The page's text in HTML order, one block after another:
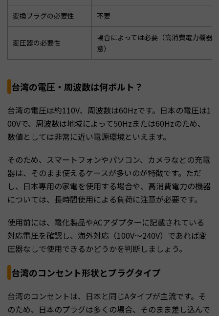
変換プラグの必要性 不要
変圧器の必要性
場合によっては必要（高消費電力機器
意）
台湾の電圧・周波数は何ボルト？
台湾の電圧は約110V、周波数は60Hzです。日本の電圧は1
00Vで、周波数は地域によって50Hzまたは60Hzのため、
数値としては非常に近い電源環境といえます。
そのため、スマートフォンやパソコン、カメラなどの充電
器は、そのまま使えるケースが多いのが特徴です。ただ
し、日本専用の家電を使用する場合や、高消費電力の機器
については、長時間使用による負荷に注意が必要です。
使用前には、電化製品やACアダプターに記載されている
対応電圧を確認し、海外対応（100V〜240V）であれば変
圧器なしで使用できるかどうかを判断しましょう。
台湾のコンセント形状とプラグタイプ
台湾のコンセントは、日本と同じAタイプが主流です。そ
のため、日本のプラグは多くの場合、そのまま差し込んで